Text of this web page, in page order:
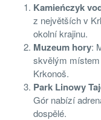
Kamieńczyk
z největších v
okolní krajinu.
Muzeum hory:
skvělým
Krkonoš.
Park Linowy
Gór nabízí
dospělé.